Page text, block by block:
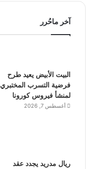
آخر ماحُرر
البيت الأبيض يعيد طرح
فرضية التسرب المختبري
لمنشأ فيروس كورونا
أغسطس 7, 2026
ريال مدريد يجدد عقد